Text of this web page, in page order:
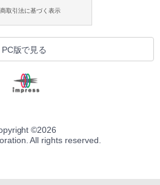
取引法に基づく表示
PC版で見る
©2026
All rights reserved.